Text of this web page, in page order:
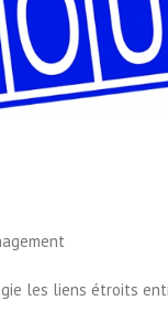
les liens étroits